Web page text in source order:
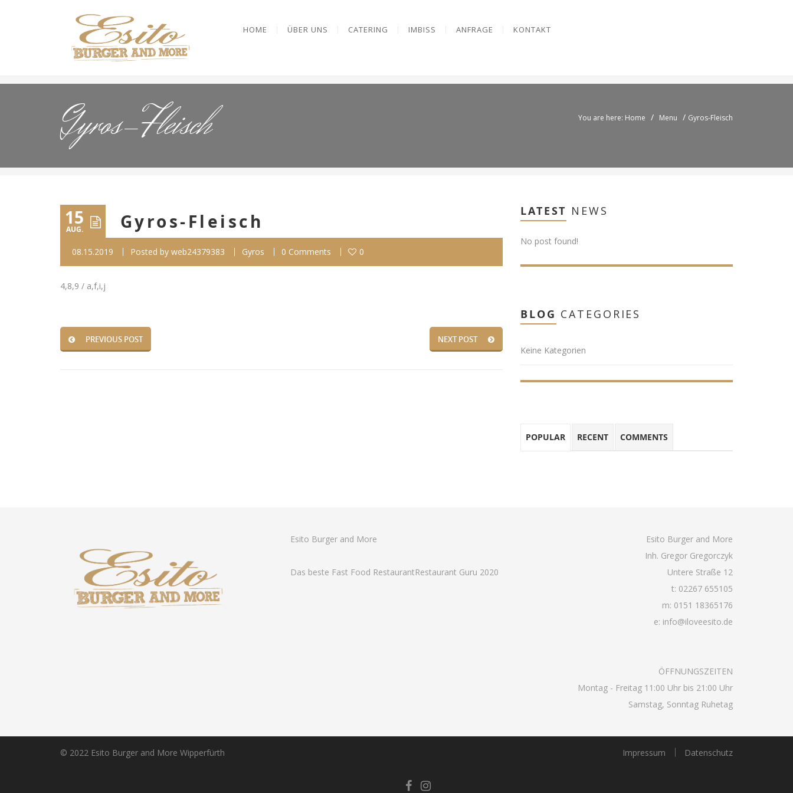
HOME ÜBER UNS CATERING IMBISS ANFRAGE KONTAKT
Gyros-Fleisch You are here: Home / Menu / Gyros-Fleisch
15
AUG. Gyros-Fleisch
08.15.2019 Posted by web24379383 Gyros 0 Comments 0
4,8,9 / a,f,i,j
PREVIOUS POST NEXT POST
LATEST NEWS
No post found!
BLOG CATEGORIES
Keine Kategorien
POPULAR RECENT COMMENTS
Esito Burger and More
Das beste Fast Food RestaurantRestaurant Guru 2020
Esito Burger and More
Inh. Gregor Gregorczyk
Untere Straße 12
t: 02267 655105
m: 0151 18365176
e: info@iloveesito.de
ÖFFNUNGSZEITEN
Montag - Freitag 11:00 Uhr bis 21:00 Uhr
Samstag, Sonntag Ruhetag
© 2022 Esito Burger and More Wipperfürth Impressum Datenschutz